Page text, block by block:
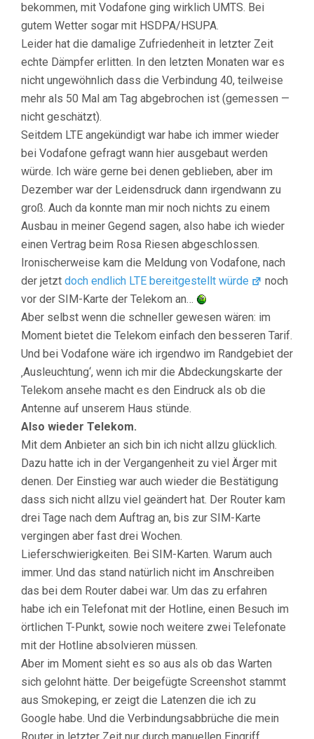
bekommen, mit Vodafone ging wirklich UMTS. Bei
gutem Wetter sogar mit HSDPA/HSUPA.
Leider hat die damalige Zufriedenheit in letzter Zeit
echte Dämpfer erlitten. In den letzten Monaten war es
nicht ungewöhnlich dass die Verbindung 40, teilweise
mehr als 50 Mal am Tag abgebrochen ist (gemessen —
nicht geschätzt).
Seitdem LTE angekündigt war habe ich immer wieder
bei Vodafone gefragt wann hier ausgebaut werden
würde. Ich wäre gerne bei denen geblieben, aber im
Dezember war der Leidensdruck dann irgendwann zu
groß. Auch da konnte man mir noch nichts zu einem
Ausbau in meiner Gegend sagen, also habe ich wieder
einen Vertrag beim Rosa Riesen abgeschlossen.
Ironischerweise kam die Meldung von Vodafone, nach
der jetzt doch endlich LTE bereitgestellt würde
noch
vor der SIM-Karte der Telekom an…
Aber selbst wenn die schneller gewesen wären: im
Moment bietet die Telekom einfach den besseren Tarif.
Und bei Vodafone wäre ich irgendwo im Randgebiet der
‚Ausleuchtung‘, wenn ich mir die Abdeckungskarte der
Telekom ansehe macht es den Eindruck als ob die
Antenne auf unserem Haus stünde.
Also wieder Telekom.
Mit dem Anbieter an sich bin ich nicht allzu glücklich.
Dazu hatte ich in der Vergangenheit zu viel Ärger mit
denen. Der Einstieg war auch wieder die Bestätigung
dass sich nicht allzu viel geändert hat. Der Router kam
drei Tage nach dem Auftrag an, bis zur SIM-Karte
vergingen aber fast drei Wochen.
Lieferschwierigkeiten. Bei SIM-Karten. Warum auch
immer. Und das stand natürlich nicht im Anschreiben
das bei dem Router dabei war. Um das zu erfahren
habe ich ein Telefonat mit der Hotline, einen Besuch im
örtlichen T-Punkt, sowie noch weitere zwei Telefonate
mit der Hotline absolvieren müssen.
Aber im Moment sieht es so aus als ob das Warten
sich gelohnt hätte. Der beigefügte Screenshot stammt
aus Smokeping, er zeigt die Latenzen die ich zu
Google habe. Und die Verbindungsabbrüche die mein